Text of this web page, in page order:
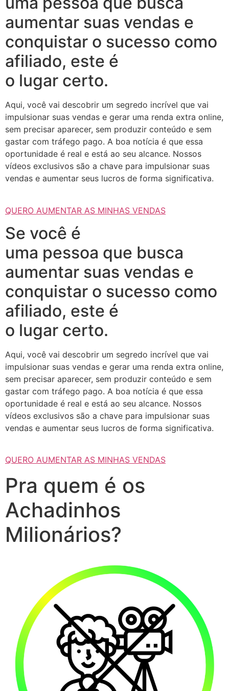
aumentar suas vendas e
conquistar o sucesso como
afiliado, este é
o lugar certo.
Aqui, você vai descobrir um segredo incrível que vai
impulsionar suas vendas e gerar uma renda extra online,
sem precisar aparecer, sem produzir conteúdo e sem
gastar com tráfego pago. A boa notícia é que essa
oportunidade é real e está ao seu alcance. Nossos
vídeos exclusivos são a chave para impulsionar suas
vendas e aumentar seus lucros de forma significativa.
QUERO AUMENTAR AS MINHAS VENDAS
Se você é
uma pessoa que busca
aumentar suas vendas e
conquistar o sucesso como
afiliado, este é
o lugar certo.
Aqui, você vai descobrir um segredo incrível que vai
impulsionar suas vendas e gerar uma renda extra online,
sem precisar aparecer, sem produzir conteúdo e sem
gastar com tráfego pago. A boa notícia é que essa
oportunidade é real e está ao seu alcance. Nossos
vídeos exclusivos são a chave para impulsionar suas
vendas e aumentar seus lucros de forma significativa.
QUERO AUMENTAR AS MINHAS VENDAS
Pra quem é os
Achadinhos
Milionários?